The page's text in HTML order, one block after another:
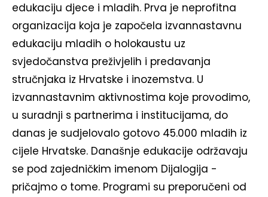
edukaciju djece i mladih. Prva je neprofitna
organizacija koja je započela izvannastavnu
edukaciju mladih o holokaustu uz
svjedočanstva preživjelih i predavanja
stručnjaka iz Hrvatske i inozemstva. U
izvannastavnim aktivnostima koje provodimo,
u suradnji s partnerima i institucijama, do
danas je sudjelovalo gotovo 45.000 mladih iz
cijele Hrvatske. Današnje edukacije održavaju
se pod zajedničkim imenom Dijalogija -
pričajmo o tome. Programi su preporučeni od